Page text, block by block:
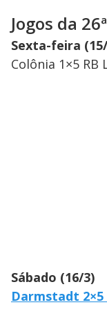
Jogos da
Sexta-feira
Colônia 1×5 RB
Sábado (16/3)
Darmstadt 2×5